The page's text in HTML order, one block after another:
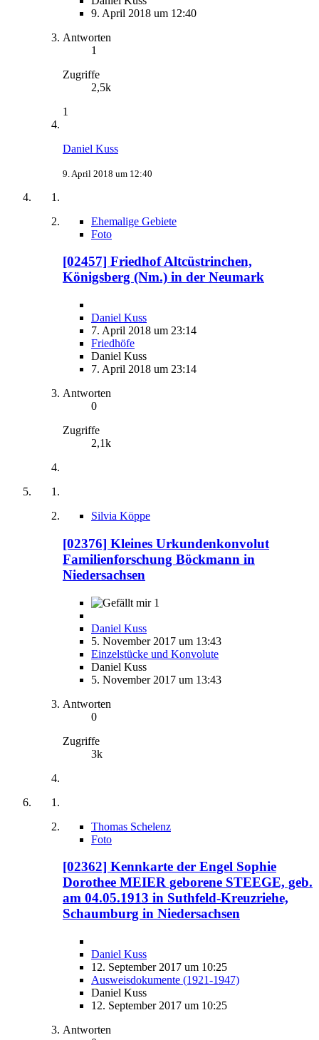
9. April 2018 um 12:40
Antworten
1
Zugriffe
2,5k
1
Daniel Kuss
9. April 2018 um 12:40
Ehemalige Gebiete
Foto
[02457] Friedhof Altcüstrinchen,
Königsberg (Nm.) in der Neumark
Daniel Kuss
7. April 2018 um 23:14
Friedhöfe
Daniel Kuss
7. April 2018 um 23:14
Antworten
0
Zugriffe
2,1k
Silvia Köppe
[02376] Kleines Urkundenkonvolut
Familienforschung Böckmann in
Niedersachsen
1
Daniel Kuss
5. November 2017 um 13:43
Einzelstücke und Konvolute
Daniel Kuss
5. November 2017 um 13:43
Antworten
0
Zugriffe
3k
Thomas Schelenz
Foto
[02362] Kennkarte der Engel Sophie
Dorothee MEIER geborene STEEGE, geb.
am 04.05.1913 in Suthfeld-Kreuzriehe,
Schaumburg in Niedersachsen
Daniel Kuss
12. September 2017 um 10:25
Ausweisdokumente (1921-1947)
Daniel Kuss
12. September 2017 um 10:25
Antworten